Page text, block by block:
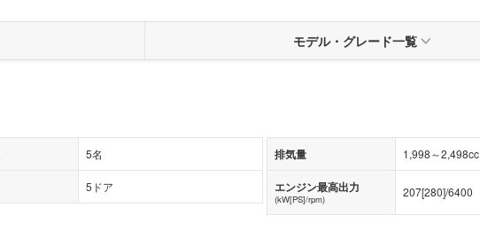
モデル・ グレード一覧
5名
5ドア
排気量 1,998～2,498cc
エンジン最高出力
(kW[PS]/rpm) 207[280]/6400